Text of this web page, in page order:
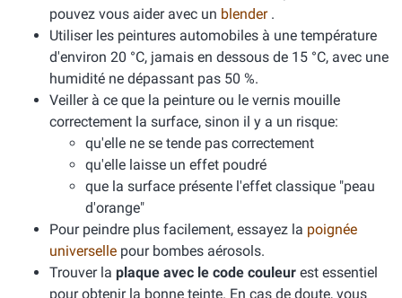
pouvez vous aider avec un blender .
Utiliser les peintures automobiles à une température
d'environ 20 °C, jamais en dessous de 15 °C, avec une
humidité ne dépassant pas 50 %.
Veiller à ce que la peinture ou le vernis mouille
correctement la surface, sinon il y a un risque:
qu'elle ne se tende pas correctement
qu'elle laisse un effet poudré
que la surface présente l'effet classique "peau
d'orange"
Pour peindre plus facilement, essayez la poignée
universelle pour bombes aérosols.
Trouver la plaque avec le code couleur est essentiel
pour obtenir la bonne teinte. En cas de doute, vous